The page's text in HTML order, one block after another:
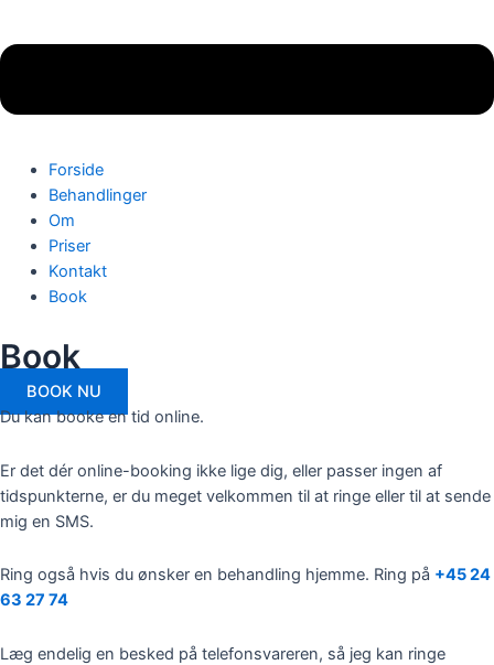
Forside
Behandlinger
Om
Priser
Kontakt
Book
Book​
BOOK NU
Du kan booke en tid online.
Er det dér online-booking ikke lige dig, eller passer ingen af
tidspunkterne, er du meget velkommen til at ringe eller til at sende
mig en SMS.
Ring også hvis du ønsker en behandling hjemme. Ring på +45 24
63 27 74
Læg endelig en besked på telefonsvareren, så jeg kan ringe